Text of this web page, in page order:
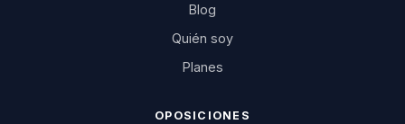
Blog
Quién soy
Planes
OPOSICIONES